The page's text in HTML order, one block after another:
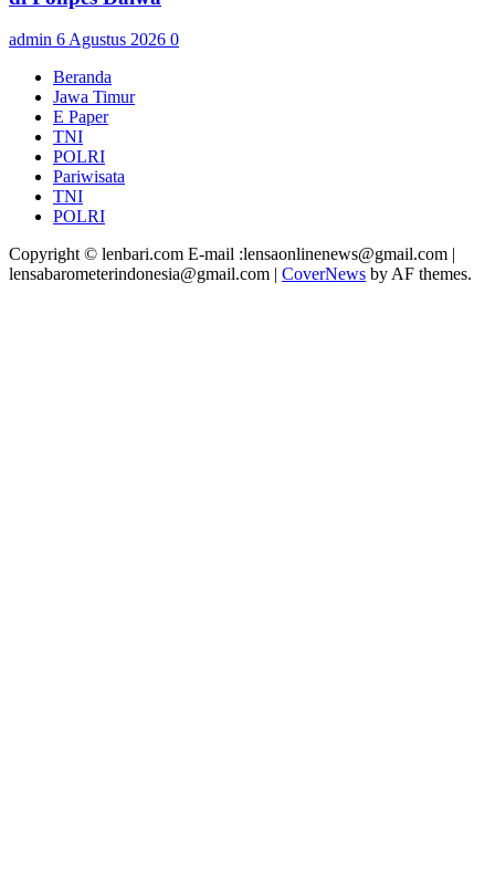
admin 6 Agustus 2026 0
Beranda
Jawa Timur
E Paper
TNI
POLRI
Pariwisata
TNI
POLRI
Copyright © lenbari.com E-mail :lensaonlinenews@gmail.com |
lensabarometerindonesia@gmail.com | CoverNews by AF themes.